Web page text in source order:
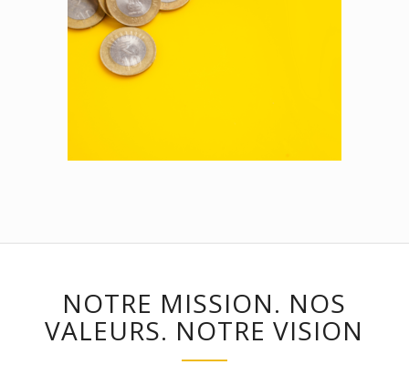
NOTRE MISSION. NOS
VALEURS. NOTRE VISION